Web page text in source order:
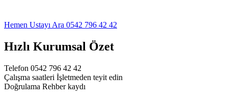
Hemen Ustayı Ara 0542 796 42 42
Hızlı Kurumsal Özet
Telefon 0542 796 42 42
Çalışma saatleri İşletmeden teyit edin
Doğrulama Rehber kaydı